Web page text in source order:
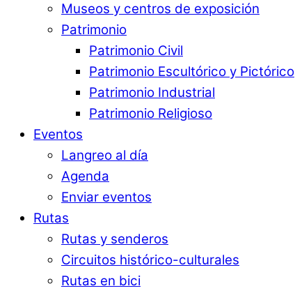
Museos y centros de exposición
Patrimonio
Patrimonio Civil
Patrimonio Escultórico y Pictórico
Patrimonio Industrial
Patrimonio Religioso
Eventos
Langreo al día
Agenda
Enviar eventos
Rutas
Rutas y senderos
Circuitos histórico-culturales
Rutas en bici